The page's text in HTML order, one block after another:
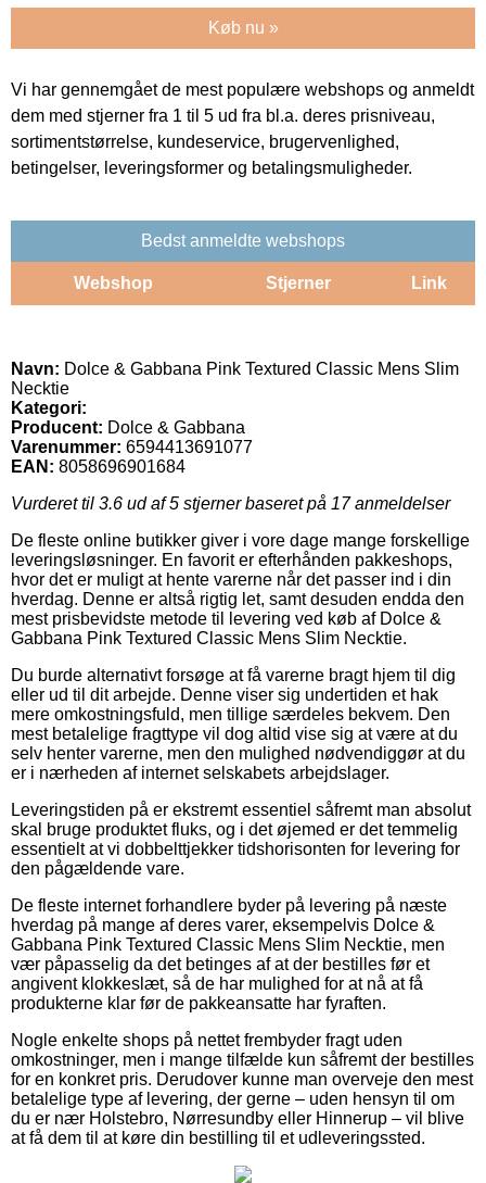
Køb nu »
Vi har gennemgået de mest populære webshops og anmeldt
dem med stjerner fra 1 til 5 ud fra bl.a. deres prisniveau,
sortimentstørrelse, kundeservice, brugervenlighed,
betingelser, leveringsformer og betalingsmuligheder.
Bedst anmeldte webshops
Webshop Stjerner Link
Navn: Dolce & Gabbana Pink Textured Classic Mens Slim
Necktie
Kategori:
Producent: Dolce & Gabbana
Varenummer: 6594413691077
EAN: 8058696901684
Vurderet til 3.6 ud af 5 stjerner baseret på 17anmeldelser
De fleste online butikker giver i vore dage mange forskellige
leveringsløsninger. En favorit er efterhånden pakkeshops,
hvor det er muligt at hente varerne når det passer ind i din
hverdag. Denne er altså rigtig let, samt desuden endda den
mest prisbevidste metode til levering ved køb af Dolce &
Gabbana Pink Textured Classic Mens Slim Necktie.
Du burde alternativt forsøge at få varerne bragt hjem til dig
eller ud til dit arbejde. Denne viser sig undertiden et hak
mere omkostningsfuld, men tillige særdeles bekvem. Den
mest betalelige fragttype vil dog altid vise sig at være at du
selv henter varerne, men den mulighed nødvendiggør at du
er i nærheden af internet selskabets arbejdslager.
Leveringstiden på er ekstremt essentiel såfremt man absolut
skal bruge produktet fluks, og i det øjemed er det temmelig
essentielt at vi dobbelttjekker tidshorisonten for levering for
den pågældende vare.
De fleste internet forhandlere byder på levering på næste
hverdag på mange af deres varer, eksempelvis Dolce &
Gabbana Pink Textured Classic Mens Slim Necktie, men
vær påpasselig da det betinges af at der bestilles før et
angivent klokkeslæt, så de har mulighed for at nå at få
produkterne klar før de pakkeansatte har fyraften.
Nogle enkelte shops på nettet frembyder fragt uden
omkostninger, men i mange tilfælde kun såfremt der bestilles
for en konkret pris. Derudover kunne man overveje den mest
betalelige type af levering, der gerne – uden hensyn til om
du er nær Holstebro, Nørresundby eller Hinnerup – vil blive
at få dem til at køre din bestilling til et udleveringssted.